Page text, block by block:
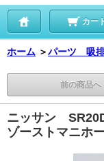
カー
ホーム ＞パーツ 吸
前の商品へ
ニッサン
ゾーストマニホ